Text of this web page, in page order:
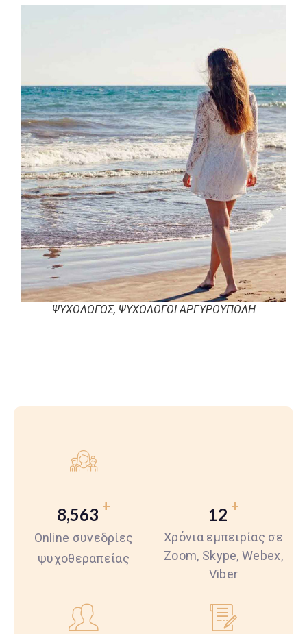
ΨΥΧΟΛΟΓΟΣ, ΨΥΧΟΛΟΓΟΙ ΑΡΓΥΡΟΥΠΟΛΗ
8,563 +
Οnline συνεδρίες
ψυχοθεραπείας
12 +
Χρόνια εμπειρίας σε
Zoom, Skype, Webex,
Viber